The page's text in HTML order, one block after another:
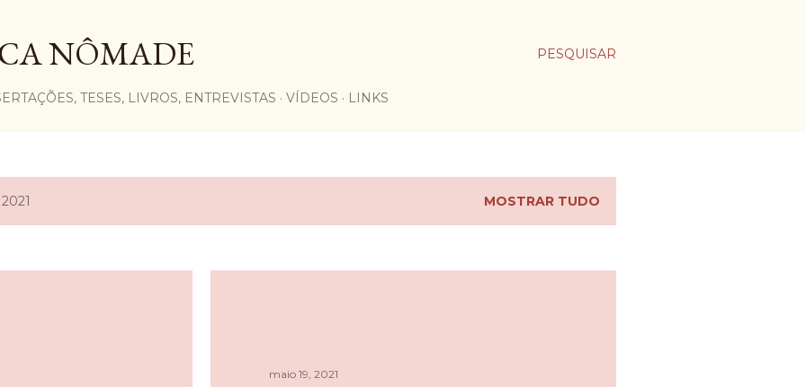
PESQUISAR
NÔMADE
TESES, LIVROS, ENTREVISTAS VÍDEOS LINKS
MOSTRAR TUDO
maio 19, 2021